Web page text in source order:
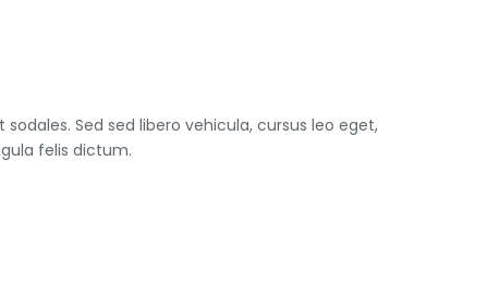
Sed sed libero vehicula, cursus leo eget,
felis dictum.